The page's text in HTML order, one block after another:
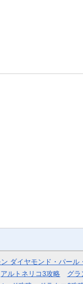
ダイヤモンド・パール
アルトネリコ3攻略 グラ